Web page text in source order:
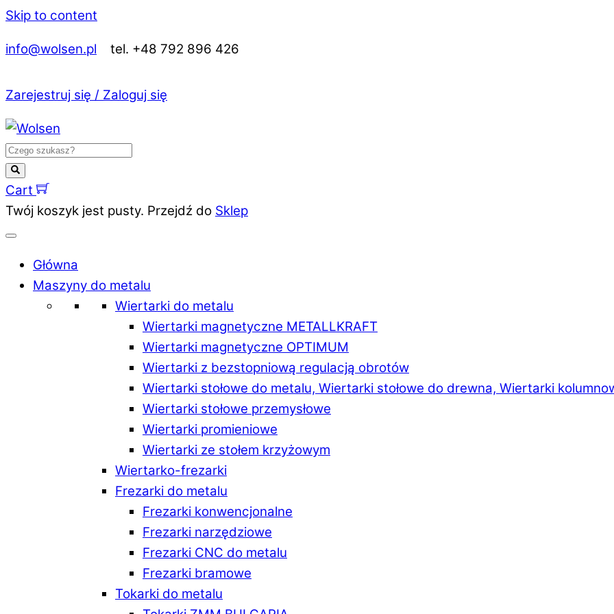
Skip to content
info@wolsen.pl tel. +48 792 896 426
Zarejestruj się / Zaloguj się
Cart
Twój koszyk jest pusty. Przejdź do Sklep
Główna
Maszyny do metalu
Wiertarki do metalu
Wiertarki magnetyczne METALLKRAFT
Wiertarki magnetyczne OPTIMUM
Wiertarki z bezstopniową regulacją obrotów
Wiertarki stołowe do metalu, Wiertarki stołowe do drewna, Wiertarki
Wiertarki stołowe przemysłowe
Wiertarki promieniowe
Wiertarki ze stołem krzyżowym
Wiertarko-frezarki
Frezarki do metalu
Frezarki konwencjonalne
Frezarki narzędziowe
Frezarki CNC do metalu
Frezarki bramowe
Tokarki do metalu